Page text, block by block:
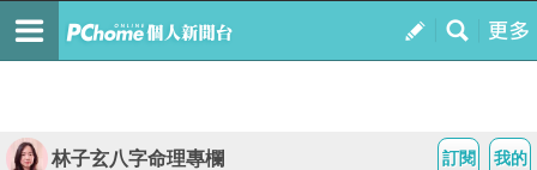
我的
訂閱
林子玄八字命理專欄